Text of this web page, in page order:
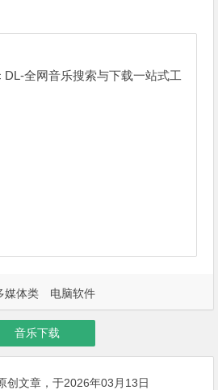
全网音乐搜索与下载一站式工
媒体类 电脑软件
音乐下载
创文章，于2026年03月13日